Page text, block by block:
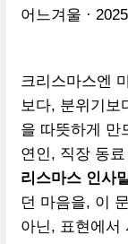
어느겨울
크리스마스엔
보다, 분위기보
을 따뜻하게 만
연인, 직장 동
리스마스 인사
던 마음을, 이
아닌, 표현에서